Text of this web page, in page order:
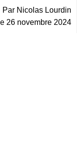
Par Nicolas Lourdin
26 novembre 2024